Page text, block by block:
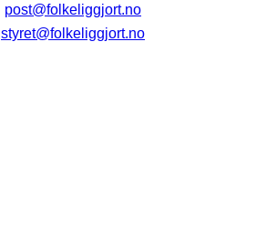
post@folkeliggjort.no
styret@folkeliggjort.no